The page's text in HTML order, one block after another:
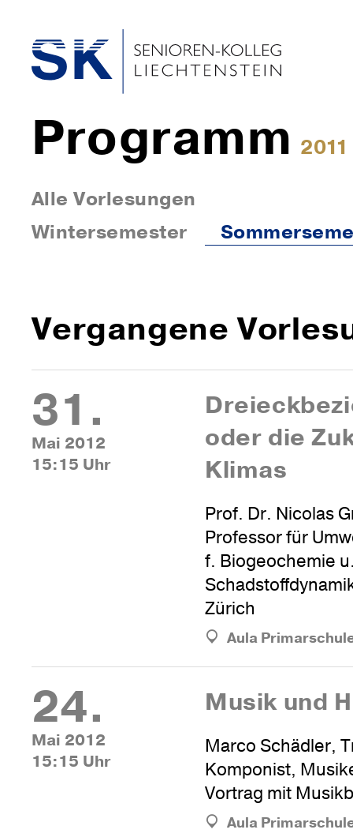
Programm
Alle Vorlesungen
Wintersemester
Vergangene
31.
Mai 2012
15:15 Uhr
oder die
Klimas
Prof. Dr. Nicolas
Professor für
f. Biogeochemie
Zürich
Aula
24.
Mai 2012
15:15 Uhr
Musik und
Marco Schädler,
Komponist,
Vortrag mit
Aula